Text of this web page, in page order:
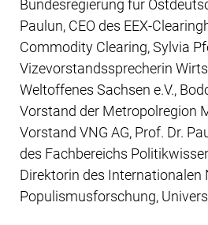
Bundesregierung für
Paulun, CEO des EEX-
Commodity Clearing, Sylvia
Vizevorstandssprecherin
Weltoffenes Sachsen e.V.,
Vorstand der Metropolregion
Vorstand VNG AG, Prof. Dr.
des Fachbereichs
Direktorin des Internationalen
Populismusforschung,